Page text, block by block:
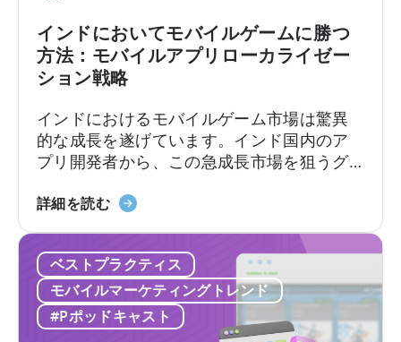
理
由」
に
つ
て
実
績
あ
る
フ
レ
ー
ム
ワ
ー
ク」
に
つ
い
て
インドにおいてモバイルゲームに勝つ
方法：モバイルアプリローカライゼー
ション戦略
インドにおけるモバイルゲーム市場は驚異
的な成長を遂げています。インド国内のア
プリ開発者から、この急成長市場を狙うグ
プリのローカライゼーションと消費者動向
詳細を読む「イ
の
モ
バ
イ
ベストプラクティス
モバイルマーケティングトレンド
#Pポッドキャスト